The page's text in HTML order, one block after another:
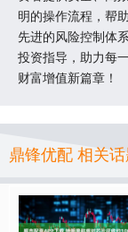
明的操作流程，帮
先进的风险控制体
投资指导，助力每
财富增值新篇章！
鼎锋优配 相关